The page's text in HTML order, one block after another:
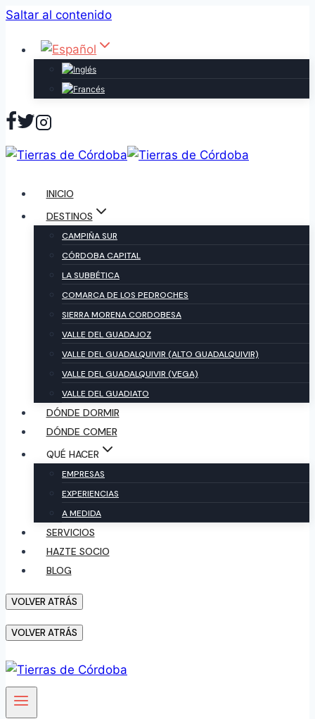
Saltar al contenido
INICIO
DESTINOS
CAMPIÑA SUR
CÓRDOBA CAPITAL
LA SUBBÉTICA
COMARCA DE LOS PEDROCHES
SIERRA MORENA CORDOBESA
VALLE DEL GUADAJOZ
VALLE DEL GUADALQUIVIR (ALTO GUADALQUIVIR)
VALLE DEL GUADALQUIVIR (VEGA)
VALLE DEL GUADIATO
DÓNDE DORMIR
DÓNDE COMER
QUÉ HACER
EMPRESAS
EXPERIENCIAS
A MEDIDA
SERVICIOS
HAZTE SOCIO
BLOG
VOLVER ATRÁS
VOLVER ATRÁS